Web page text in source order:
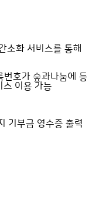
화 서비스를 통해
호가 숲과나눔에 등
스 이용 가능
기부금 영수증 출력